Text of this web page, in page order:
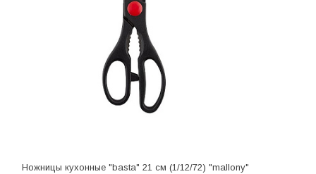
Ножницы кухонные "basta" 21 см (1/12/72) "mallony"